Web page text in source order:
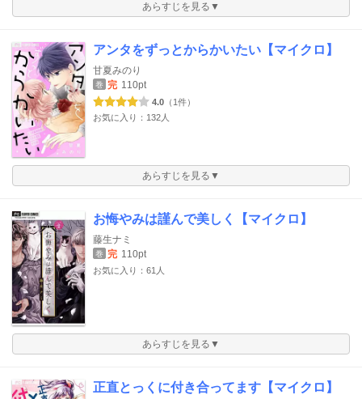
あらすじを見る▼
アンタをずっとからかいたい【マイクロ】
甘夏みのり
巻 完 110pt
4.0 （1件）
お気に入り：132人
あらすじを見る▼
お悔やみは謹んで美しく【マイクロ】
藤生ナミ
巻 完 110pt
お気に入り：61人
あらすじを見る▼
正直とっくに付き合ってます【マイクロ】